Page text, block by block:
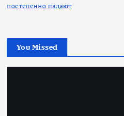
постепенно падают
You Missed